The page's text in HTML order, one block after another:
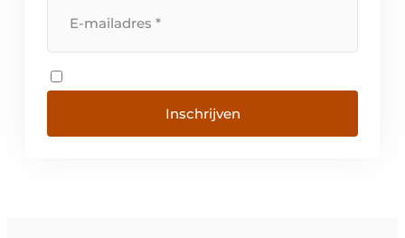
Inschrijven